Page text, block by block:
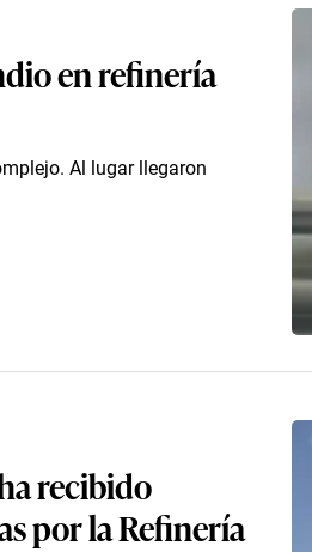
en refinería
Al lugar llegaron
recibido
por la Refinería